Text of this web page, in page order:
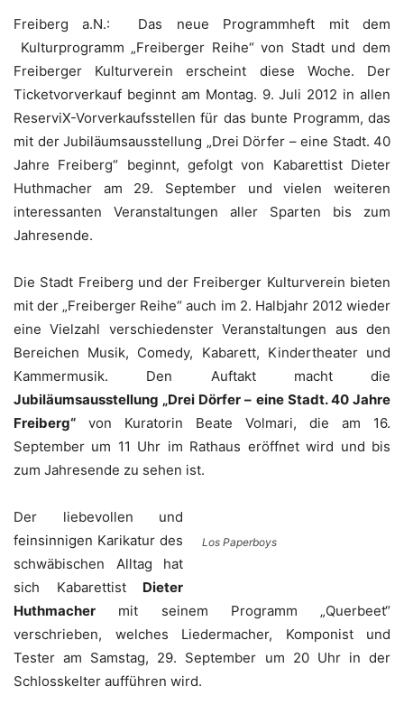
Freiberg a.N.: Das neue Programmheft mit dem
Kulturprogramm „Freiberger Reihe“ von Stadt und dem
Freiberger Kulturverein erscheint diese Woche. Der
Ticketvorverkauf beginnt am Montag. 9. Juli 2012 in allen
ReserviX-Vorverkaufsstellen für das bunte Programm, das
mit der Jubiläumsausstellung „Drei Dörfer – eine Stadt. 40
Jahre Freiberg“ beginnt, gefolgt von Kabarettist Dieter
Huthmacher am 29. September und vielen weiteren
interessanten Veranstaltungen aller Sparten bis zum
Jahresende.
Die Stadt Freiberg und der Freiberger Kulturverein bieten
mit der „Freiberger Reihe“ auch im 2. Halbjahr 2012 wieder
eine Vielzahl verschiedenster Veranstaltungen aus den
Bereichen Musik, Comedy, Kabarett, Kindertheater und
Kammermusik. Den Auftakt macht die
Jubiläumsausstellung „Drei Dörfer – eine Stadt. 40 Jahre
Freiberg“ von Kuratorin Beate Volmari, die am 16.
September um 11 Uhr im Rathaus eröffnet wird und bis
zum Jahresende zu sehen ist.
Los Paperboys
Der liebevollen und
feinsinnigen Karikatur des
schwäbischen Alltag hat
sich Kabarettist Dieter
Huthmacher mit seinem Programm „Querbeet“
verschrieben, welches Liedermacher, Komponist und
Tester am Samstag, 29. September um 20 Uhr in der
Schlosskelter aufführen wird.